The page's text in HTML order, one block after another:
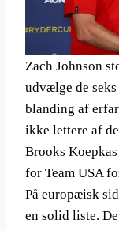
Zach Johnson
udvælge de
blanding af
ikke lettere af
Brooks
for Team USA
På europæisk
en solid liste.